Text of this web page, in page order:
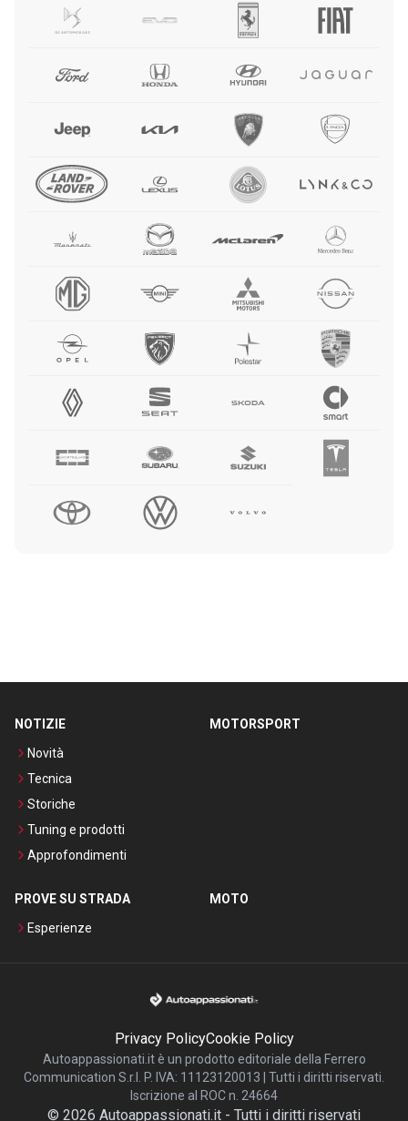
NOTIZIE
Novità
Tecnica
Storiche
Tuning e prodotti
Approfondimenti
MOTORSPORT
PROVE SU STRADA
Esperienze
MOTO
Privacy PolicyCookie Policy
Autoappassionati.it è un prodotto editoriale della Ferrero
Communication S.r.l. P. IVA: 11123120013 | Tutti i diritti riservati.
Iscrizione al ROC n. 24664
© 2026 Autoappassionati.it - Tutti i diritti riservati